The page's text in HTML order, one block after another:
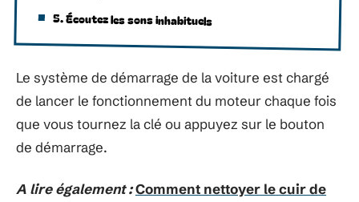
5. Écoutez les sons inhabituels
Le système de démarrage de la voiture est chargé
de lancer le fonctionnement du moteur chaque fois
que vous tournez la clé ou appuyez sur le bouton
de démarrage.
A lire également :Comment nettoyer le cuir de